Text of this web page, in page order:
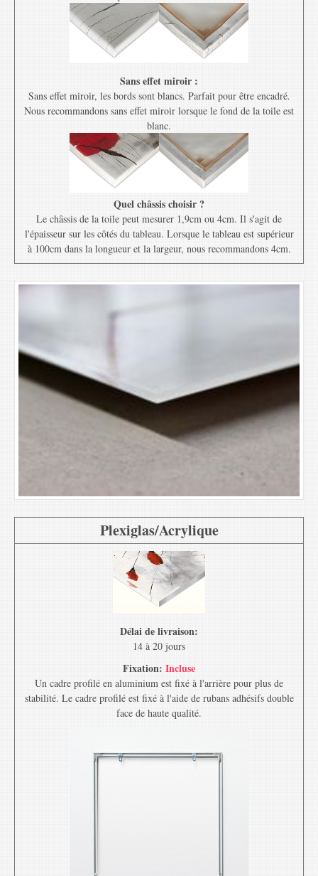
Sans effet miroir :
Sans effet miroir, les bords sont blancs. Parfait pour être encadré.
Nous recommandons sans effet miroir lorsque le fond de la toile est
blanc.
Quel châssis choisir ?
Le châssis de la toile peut mesurer 1,9cm ou 4cm. Il s'agit de
l'épaisseur sur les côtés du tableau. Lorsque le tableau est supérieur
à 100cm dans la longueur et la largeur, nous recommandons 4cm.
Plexiglas/Acrylique
Délai de livraison:
14 à 20 jours
Fixation: Incluse
Un cadre profilé en aluminium est fixé à l'arrière pour plus de
stabilité. Le cadre profilé est fixé à l'aide de rubans adhésifs double
face de haute qualité.